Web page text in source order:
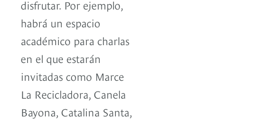
disfrutar. Por ejemplo,
habrá un espacio
académico para charlas
en el que estarán
invitadas como Marce
La Recicladora, Canela
Bayona, Catalina Santa,